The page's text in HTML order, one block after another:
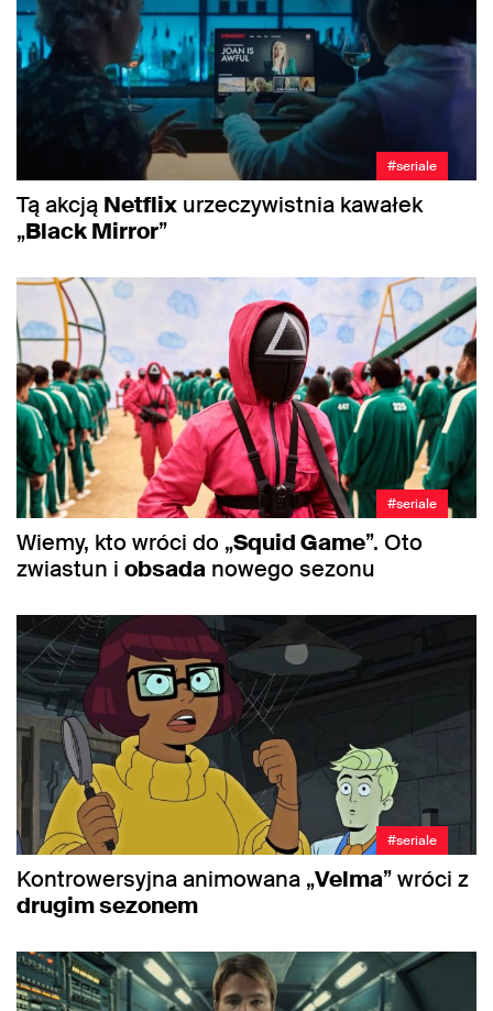
#seriale
Tą akcją Netflix urzeczywistnia kawałek
„Black Mirror”
#seriale
Wiemy, kto wróci do „Squid Game”. Oto
zwiastun i obsada nowego sezonu
#seriale
Kontrowersyjna animowana „Velma” wróci z
drugim sezonem